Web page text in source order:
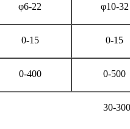
φ6-22 φ10-32
0-15 0-15
0-400 0-500
30-300